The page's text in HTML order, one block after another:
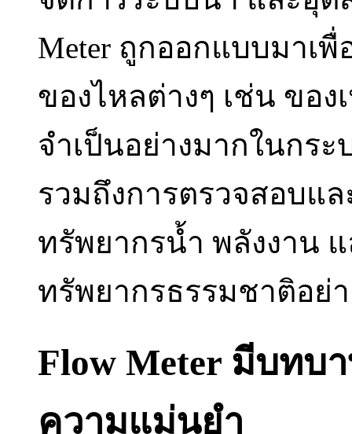
Meter ถูกออกแบบมาเ
ของไหลต่างๆ เช่น ขอ
จำเป็นอย่างมากในกร
รวมถึงการตรวจสอบแ
ทรัพยากรน้ำ พลังงาน
ทรัพยากรธรรมชาติอย่
Flow Meter มีบทบ
ความแม่นยำ